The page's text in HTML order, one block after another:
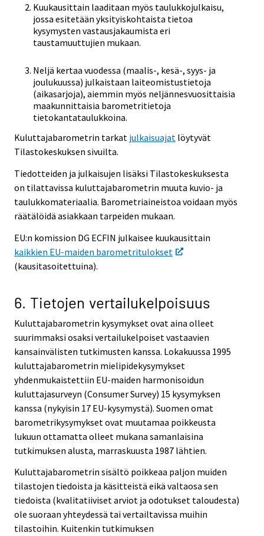
Kuukausittain laaditaan myös taulukkojulkaisu,
jossa esitetään yksityiskohtaista tietoa
kysymysten vastausjakaumista eri
taustamuuttujien mukaan.
Neljä kertaa vuodessa (maalis-, kesä-, syys- ja
joulukuussa) julkaistaan laiteomistustietoja
(aikasarjoja), aiemmin myös neljännesvuosittaisia
maakunnittaisia barometritietoja
tietokantataulukkoina.
Kuluttajabarometrin tarkat julkaisuajat löytyvät
Tilastokeskuksen sivuilta.
Tiedotteiden ja julkaisujen lisäksi Tilastokeskuksesta
on tilattavissa kuluttajabarometrin muuta kuvio- ja
taulukkomateriaalia. Barometriaineistoa voidaan myös
räätälöidä asiakkaan tarpeiden mukaan.
EU:n komission DG ECFIN julkaisee kuukausittain
kaikkien EU-maiden barometritulokset
(kausitasoitettuina).
6. Tietojen vertailukelpoisuus
Kuluttajabarometrin kysymykset ovat aina olleet
suurimmaksi osaksi vertailukelpoiset vastaavien
kansainvälisten tutkimusten kanssa. Lokakuussa 1995
kuluttajabarometrin mielipidekysymykset
yhdenmukaistettiin EU-maiden harmonisoidun
kuluttajasurveyn (Consumer Survey) 15 kysymyksen
kanssa (nykyisin 17 EU-kysymystä). Suomen omat
barometrikysymykset ovat muutamaa poikkeusta
lukuun ottamatta olleet mukana samanlaisina
tutkimuksen alusta, marraskuusta 1987 lähtien.
Kuluttajabarometrin sisältö poikkeaa paljon muiden
tilastojen tiedoista ja käsitteistä eikä valtaosa sen
tiedoista (kvalitatiiviset arviot ja odotukset taloudesta)
ole suoraan yhteydessä tai vertailtavissa muihin
tilastoihin. Kuitenkin tutkimuksen